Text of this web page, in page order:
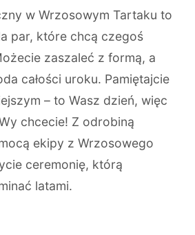
w Wrzosowym Tartaku to
par, które chcą czegoś
zaszaleć z formą, a
całości uroku. Pamiętajcie
– to Wasz dzień, więc
chcecie! Z odrobiną
ekipy z Wrzosowego
ceremonię, którą
latami.